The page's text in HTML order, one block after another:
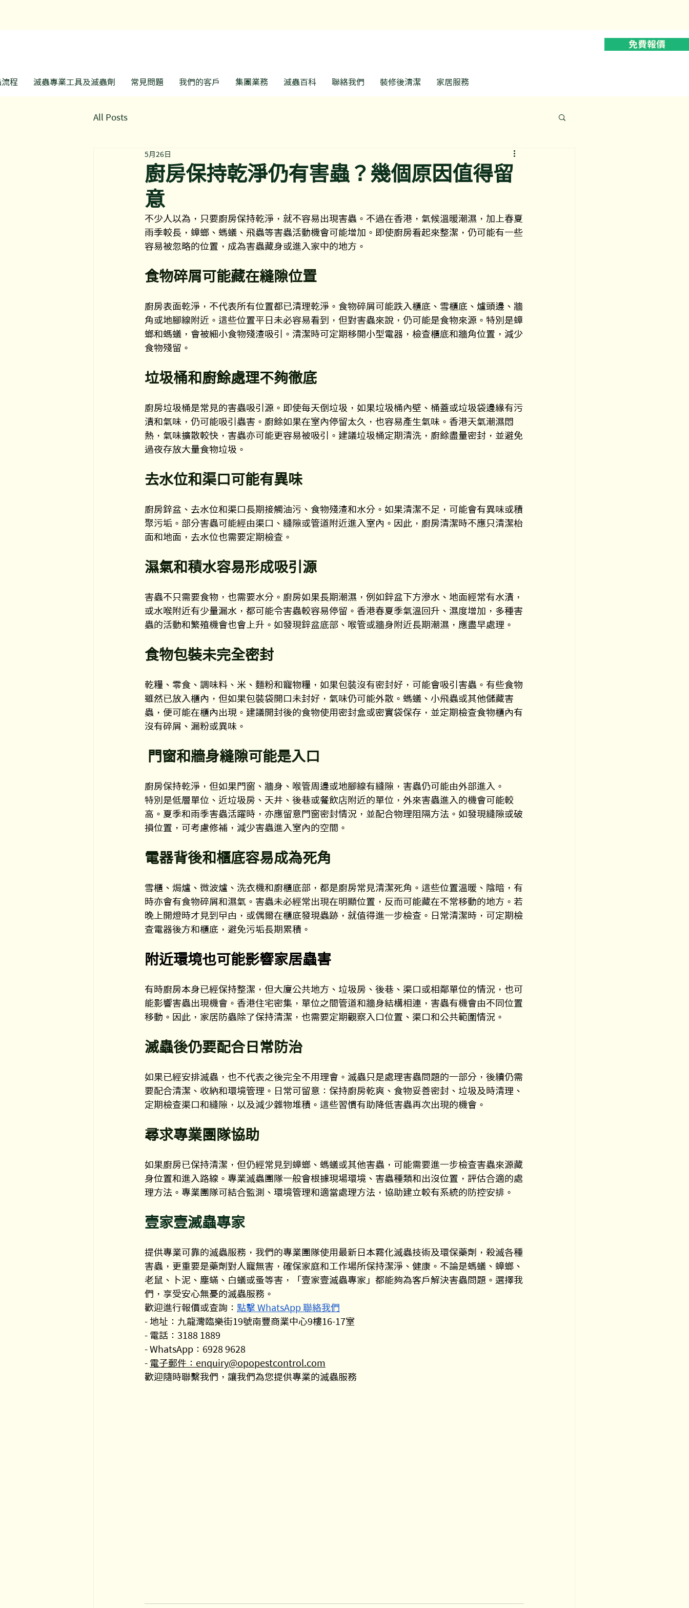
程 滅蟲專業工具及滅蟲劑 常見問題 我們的客戶 集團業務 滅蟲百科 聯絡我們 裝修後清潔 家居服務
免費報價
All Posts
廚房保持乾淨仍有害蟲？幾個原因值得留
意
5月26日
不少人以為，只要廚房保持乾淨，就不容易出現害蟲。不過在香港，氣候溫暖潮濕，加上春夏
雨季較長，蟑螂、螞蟻、飛蟲等害蟲活動機會可能增加。即使廚房看起來整潔，仍可能有一些
容易被忽略的位置，成為害蟲藏身或進入家中的地方。
食物碎屑可能藏在縫隙位置
廚房表面乾淨，不代表所有位置都已清理乾淨。食物碎屑可能跌入櫃底、雪櫃底、爐頭邊、牆
角或地腳線附近。這些位置平日未必容易看到，但對害蟲來說，仍可能是食物來源。特別是蟑
螂和螞蟻，會被細小食物殘渣吸引。清潔時可定期移開小型電器，檢查櫃底和牆角位置，減少
食物殘留。
垃圾桶和廚餘處理不夠徹底
廚房垃圾桶是常見的害蟲吸引源。即使每天倒垃圾，如果垃圾桶內壁、桶蓋或垃圾袋邊緣有污
漬和氣味，仍可能吸引蟲害。廚餘如果在室內停留太久，也容易產生氣味。香港天氣潮濕悶
熱，氣味擴散較快，害蟲亦可能更容易被吸引。建議垃圾桶定期清洗，廚餘盡量密封，並避免
過夜存放大量食物垃圾。
去水位和渠口可能有異味
廚房鋅盆、去水位和渠口長期接觸油污、食物殘渣和水分。如果清潔不足，可能會有異味或積
聚污垢。部分害蟲可能經由渠口、縫隙或管道附近進入室內。因此，廚房清潔時不應只清潔枱
面和地面，去水位也需要定期檢查。
濕氣和積水容易形成吸引源
害蟲不只需要食物，也需要水分。廚房如果長期潮濕，例如鋅盆下方滲水、地面經常有水漬，
或水喉附近有少量漏水，都可能令害蟲較容易停留。香港春夏季氣溫回升、濕度增加，多種害
蟲的活動和繁殖機會也會上升。如發現鋅盆底部、喉管或牆身附近長期潮濕，應盡早處理。
食物包裝未完全密封
乾糧、零食、調味料、米、麵粉和寵物糧，如果包裝沒有密封好，可能會吸引害蟲。有些食物
雖然已放入櫃內，但如果包裝袋開口未封好，氣味仍可能外散。螞蟻、小飛蟲或其他儲藏害
蟲，便可能在櫃內出現。建議開封後的食物使用密封盒或密實袋保存，並定期檢查食物櫃內有
沒有碎屑、漏粉或異味。
門窗和牆身縫隙可能是入口
廚房保持乾淨，但如果門窗、牆身、喉管周邊或地腳線有縫隙，害蟲仍可能由外部進入。
特別是低層單位、近垃圾房、天井、後巷或餐飲店附近的單位，外來害蟲進入的機會可能較
高。夏季和雨季害蟲活躍時，亦應留意門窗密封情況，並配合物理阻隔方法。如發現縫隙或破
損位置，可考慮修補，減少害蟲進入室內的空間。
電器背後和櫃底容易成為死角
雪櫃、焗爐、微波爐、洗衣機和廚櫃底部，都是廚房常見清潔死角。這些位置溫暖、陰暗，有
時亦會有食物碎屑和濕氣。害蟲未必經常出現在明顯位置，反而可能藏在不常移動的地方。若
晚上開燈時才見到曱甴，或偶爾在櫃底發現蟲跡，就值得進一步檢查。日常清潔時，可定期檢
查電器後方和櫃底，避免污垢長期累積。
附近環境也可能影響家居蟲害
有時廚房本身已經保持整潔，但大廈公共地方、垃圾房、後巷、渠口或相鄰單位的情況，也可
能影響害蟲出現機會。香港住宅密集，單位之間管道和牆身結構相連，害蟲有機會由不同位置
移動。因此，家居防蟲除了保持清潔，也需要定期觀察入口位置、渠口和公共範圍情況。
滅蟲後仍要配合日常防治
如果已經安排滅蟲，也不代表之後完全不用理會。滅蟲只是處理害蟲問題的一部分，後續仍需
要配合清潔、收納和環境管理。日常可留意：保持廚房乾爽、食物妥善密封、垃圾及時清理、
定期檢查渠口和縫隙，以及減少雜物堆積。這些習慣有助降低害蟲再次出現的機會。
尋求專業團隊協助
如果廚房已保持清潔，但仍經常見到蟑螂、螞蟻或其他害蟲，可能需要進一步檢查害蟲來源藏
身位置和進入路線。專業滅蟲團隊一般會根據現場環境、害蟲種類和出沒位置，評估合適的處
理方法。專業團隊可結合監測、環境管理和適當處理方法，協助建立較有系統的防控安排。
壹家壹滅蟲專家
提供專業可靠的滅蟲服務，我們的專業團隊使用最新日本霧化滅蟲技術及環保藥劑，殺滅各種
害蟲，更重要是藥劑對人寵無害，確保家庭和工作場所保持潔淨、健康。不論是螞蟻、蟑螂、
老鼠、卜泥、塵蟎、白蟻或蚤等害，「壹家壹滅蟲專家」都能夠為客戶解決害蟲問題。選擇我
們，享受安心無憂的滅蟲服務。
歡迎進行報價或查詢： 點擊 WhatsApp 聯絡我們
- 地址：九龍灣臨樂街19號南豐商業中心9樓16-17室
- 電話：3188 1889
- WhatsApp：6928 9628
- 電子郵件：enquiry@opopestcontrol.com
歡迎隨時聯繫我們，讓我們為您提供專業的滅蟲服務